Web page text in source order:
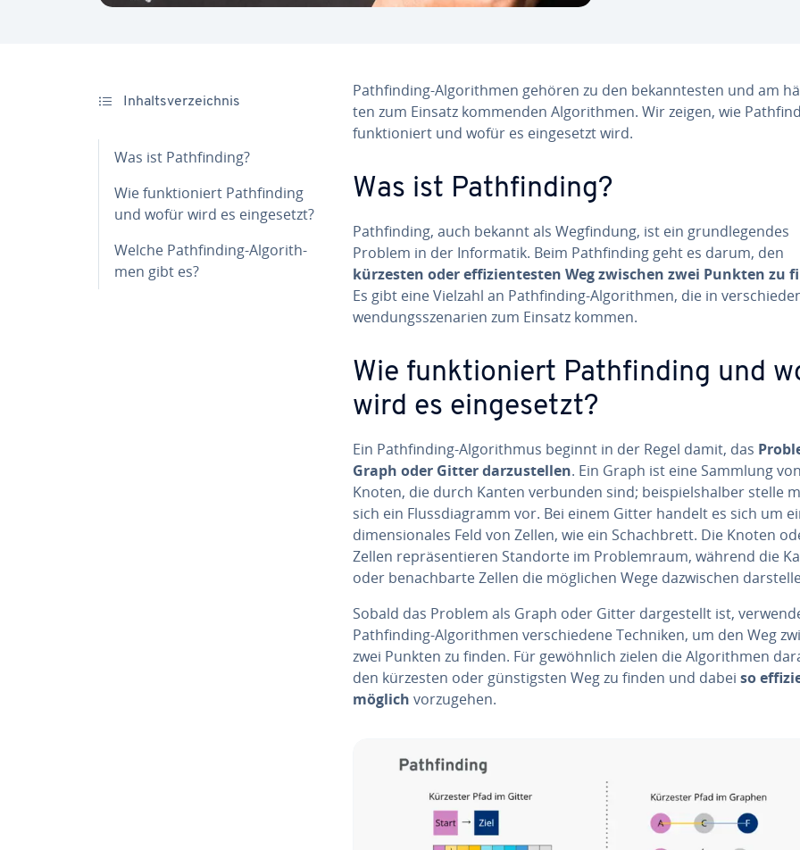
In­halts­ver­zeich­nis
Was ist Path­fin­ding?
Wie funk­tio­niert Path­fin­ding
und wofür wird es ein­ge­setzt?
Welche Path­fin­ding-Al­go­rith­
men gibt es?
Path­fin­ding-Al­go­rith­men gehören zu den be­kann­tes­ten und am
ten zum Einsatz kommenden Al­go­rith­men. Wir zeigen, wie
funk­tio­niert und wofür es ein­ge­setzt wird.
Was ist Path­fin­ding?
Path­fin­ding, auch bekannt als Weg­fin­dung, ist ein grund­le­gen­des
Problem in der In­for­ma­tik. Beim Path­fin­ding geht es darum, den
kürzesten oder ef­fi­zi­en­tes­ten Weg zwischen zwei Punkten zu
Es gibt eine Vielzahl an Path­fin­ding-Al­go­rith­men, die in
wen­dungs­sze­na­ri­en zum Einsatz kommen.
Wie funk­tio­niert Path­fin­ding und
wird es ein­ge­setzt?
Ein Path­fin­ding-Al­go­rith­mus beginnt in der Regel damit, das
Graph oder Gitter dar­zu­stel­len. Ein Graph ist eine Sammlung von
Knoten, die durch Kanten verbunden sind; bei­spiels­hal­ber stelle
sich ein Fluss­dia­gramm vor. Bei einem Gitter handelt es sich um
di­men­sio­na­les Feld von Zellen, wie ein Schach­brett. Die Knoten
Zellen re­prä­sen­tie­ren Standorte im Pro­blem­raum, während die
oder be­nach­bar­te Zellen die möglichen Wege da­zwi­schen
Sobald das Problem als Graph oder Gitter dar­ge­stellt ist,
Path­fin­ding-Al­go­rith­men ver­schie­de­ne Techniken, um den Weg
zwei Punkten zu finden. Für ge­wöhn­lich zielen die Al­go­rith­men
den kürzesten oder güns­tigs­ten Weg zu finden und dabei so
möglich vor­zu­ge­hen.